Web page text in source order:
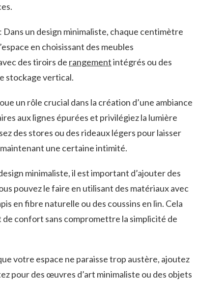
un ⁣design minimaliste, chaque centimètre
en choisissant des meubles‌
des⁢ tiroirs de rangementintégrés ⁤ou des
stockage vertical.
un rôle crucial dans la création d’une ambiance
aux lignes⁤ épurées et privilégiez la lumière
des stores ou des rideaux légers pour laisser
une certaine ‌intimité.
minimaliste, il est important d’ajouter ⁢des
pouvez⁢ le faire‍ en utilisant des matériaux avec
en ⁤fibre ⁤naturelle ⁣ou des‍ coussins en lin. Cela
confort sans compromettre la simplicité ⁢de
votre espace​ ne paraisse ‍trop austère, ‌ajoutez
pour des œuvres d’art minimaliste ou‌ des objets